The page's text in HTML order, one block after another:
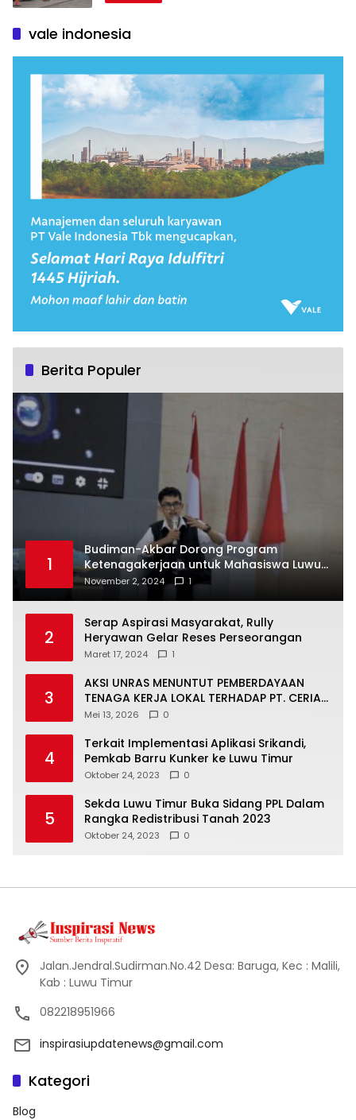
vale indonesia
Berita Populer
1
Budiman-Akbar Dorong Program
Ketenagakerjaan untuk Mahasiswa Luwu
Timur, Juru Bicara: Ini Peluang Nyata bagi
November 2, 2024 1
2
Serap Aspirasi Masyarakat, Rully
Heryawan Gelar Reses Perseorangan
Maret 17, 2024 1
3
AKSI UNRAS MENUNTUT PEMBERDAYAAN
TENAGA KERJA LOKAL TERHADAP PT. CERIA
NUGRAHA LESTARI
Mei 13, 2026 0
4
Terkait Implementasi Aplikasi Srikandi,
Pemkab Barru Kunker ke Luwu Timur
Oktober 24, 2023 0
5
Sekda Luwu Timur Buka Sidang PPL Dalam
Rangka Redistribusi Tanah 2023
Oktober 24, 2023 0
Jalan.Jendral.Sudirman.No.42 Desa: Baruga, Kec : Malili,
Kab : Luwu Timur
082218951966
inspirasiupdatenews@gmail.com
Kategori
Blog